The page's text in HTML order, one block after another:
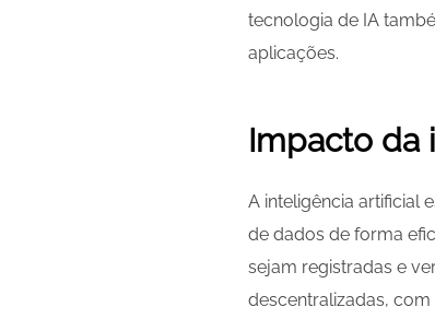
tecnologia de IA
aplicações.
Impacto da
A inteligência artificial
de dados de forma
sejam registradas e
descentralizadas,